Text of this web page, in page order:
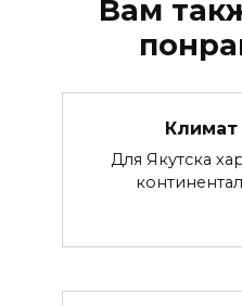
Вам
Климат
Для Якутска